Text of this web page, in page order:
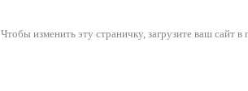
Чтобы изменить эту страничку, загрузите ваш сайт